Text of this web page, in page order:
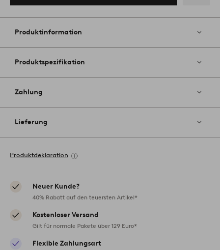
Favoriten
Produktinformation
Produktspezifikation
Zahlung
Lieferung
Produktdeklaration
Neuer Kunde?
40% Rabatt auf den teuersten Artikel*
Kostenloser Versand
Gilt für normale Pakete über 129 Euro*
Flexible Zahlungsart